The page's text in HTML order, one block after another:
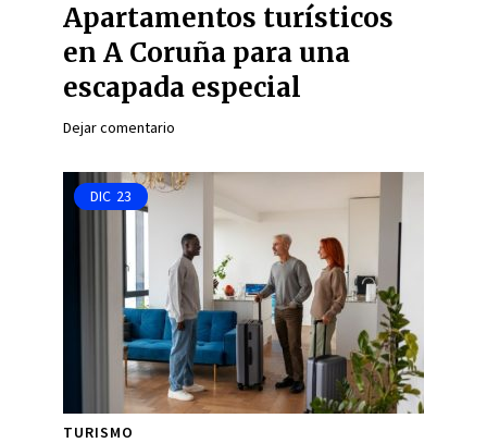
Apartamentos turísticos
en A Coruña para una
escapada especial
Dejar comentario
DIC 23
TURISMO